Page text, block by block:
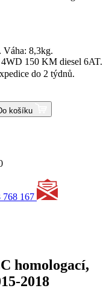
Váha: 8,3kg.
150 KM diesel 6AT.
do 2 týdnů.
košíku
768 167
homologací,
2018